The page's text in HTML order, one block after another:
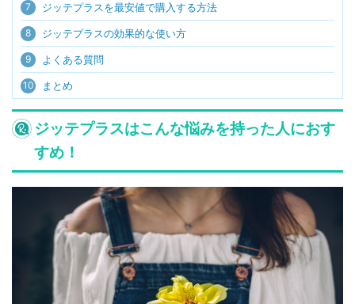
7 ジッテプラスを最安値で購入する方法
8 ジッテプラスの効果的な使い方
9 よくある質問
10 まとめ
ジッテプラスはこんな悩みを持った人におす
すめ！